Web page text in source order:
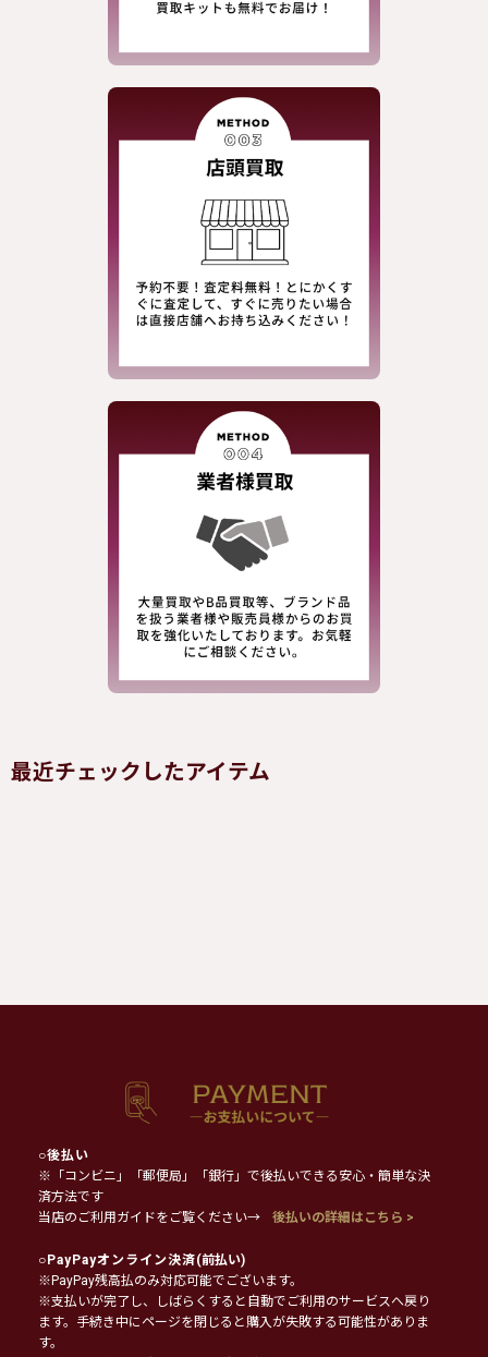
最近チェックしたアイテム
○後払い
※「コンビニ」「郵便局」「銀行」で後払いできる安心・簡単な決
済方法です
当店のご利用ガイドをご覧ください→
後払いの詳細はこちら >
○PayPayオンライン決済(前払い)
※PayPay残高払のみ対応可能でございます。
※支払いが完了し、しばらくすると自動でご利用のサービスへ戻り
ます。手続き中にページを閉じると購入が失敗する可能性がありま
す。